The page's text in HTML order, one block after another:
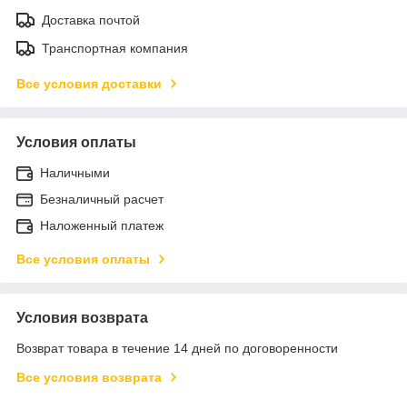
Доставка почтой
Транспортная компания
Все условия доставки
Условия оплаты
Наличными
Безналичный расчет
Наложенный платеж
Все условия оплаты
Условия возврата
Возврат товара в течение 14 дней по договоренности
Все условия возврата